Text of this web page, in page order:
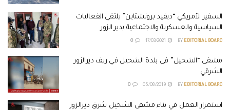
السفير الأمريكي “ديفيد برونشتاين” يلتقي الفعاليات
السياسية والعسكرية والاجتماعية بدير الزور
BY EDITORIAL BOARD
مشفى “الشحيل” في بلدة الشحيل في ريف ديرالزور
الشرقي
BY EDITORIAL BOARD
استمرار العمل في بناء مشفى الشحيل شرق ديرالزور